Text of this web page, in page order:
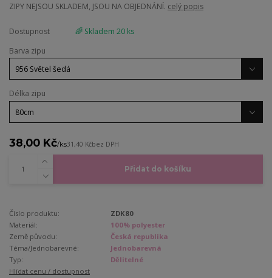
ZIPY NEJSOU SKLADEM, JSOU NA OBJEDNÁNÍ. celý popis
Dostupnost
🌈 Skladem 20 ks
Barva zipu
Délka zipu
38,00 Kč/ks31,40 Kčbez DPH
Přidat do košíku
Číslo produktu:
ZDK80
Materiál:
100% polyester
Země původu:
Česká republika
Téma/Jednobarevné:
Jednobarevná
Typ:
Dělitelné
Hlídat cenu / dostupnost